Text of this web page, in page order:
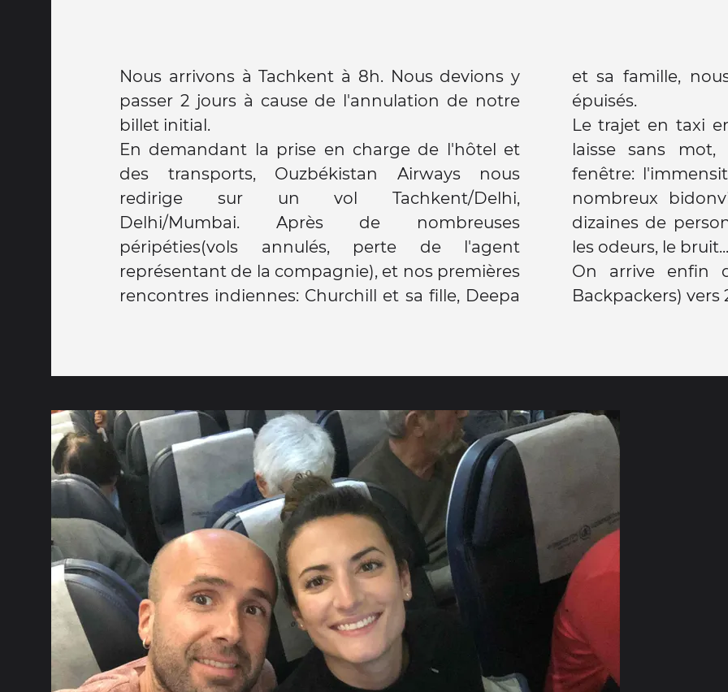
Nous arrivons à Tachkent à 8h. Nous devions y
passer 2 jours à cause de l'annulation de notre
billet initial.
En demandant la prise en charge de l'hôtel et
des transports, Ouzbékistan Airways nous
redirige sur un vol Tachkent/Delhi,
Delhi/Mumbai. Après de nombreuses
péripéties(vols annulés, perte de l'agent
représentant de la compagnie), et nos premières
rencontres indiennes: Churchill et sa fille, Deepa
et sa famille,
épuisés.
Le trajet en taxi
laisse sans
fenêtre:
nombreux
dizaines de
les odeurs, le bruit...
On arrive enfin
Backpackers) vers